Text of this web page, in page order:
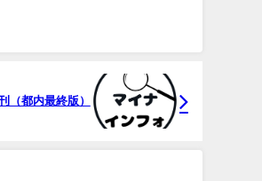
（都内最終版）